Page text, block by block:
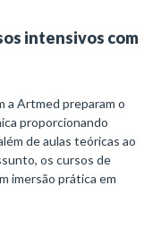
intensivos com
a Artmed preparam o
proporcionando
de aulas teóricas ao
os cursos de
imersão prática em